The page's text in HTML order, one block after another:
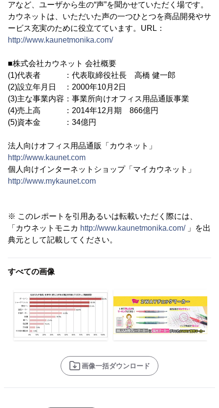
アなど、ユーザから生の“声”を聞かせていただく場です。
カウネットは、いただいた声の一つひとつを商品開発やサ
ービス充実のために役立てています。URL：
http://www.kaunetmonika.com/
■株式会社カウネット 会社概要
(1)代表者 ：代表取締役社長 高橋 健一郎
(2)設立年月日 ：2000年10月2日
(3)主な事業内容：事業所向けオフィス用品通販事業
(4)売上高 ：2014年12月期 866億円
(5)資本金 ：34億円
法人向けオフィス用品通販「カウネット」
http://www.kaunet.com
個人向けインターネットショップ「マイカウネット」
http://www.mykaunet.com
※ このレポートを引用あるいは転載いただく際には、
「カウネットモニカ http://www.kaunetmonika.com/」を出
典元として記載してください。
すべての画像
画像一括ダウンロード